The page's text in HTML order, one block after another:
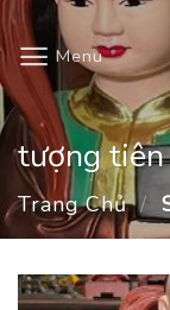
Skip
to
content
Menu
tượng
Trang Chủ /